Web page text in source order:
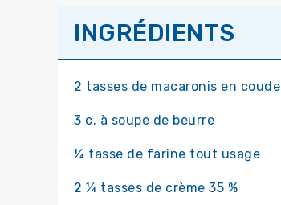
INGRÉDIENTS
2 tasses de macaronis en coude
3 c. à soupe de beurre
¼ tasse de farine tout usage
2 ¼ tasses de crème 35 %